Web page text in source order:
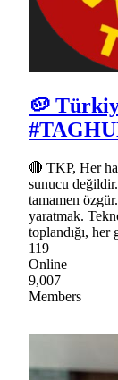
🥔
🔴 TKP, Her
sunucu
tamamen
yaratmak.
toplandığı, her
119
Online
9,007
Members